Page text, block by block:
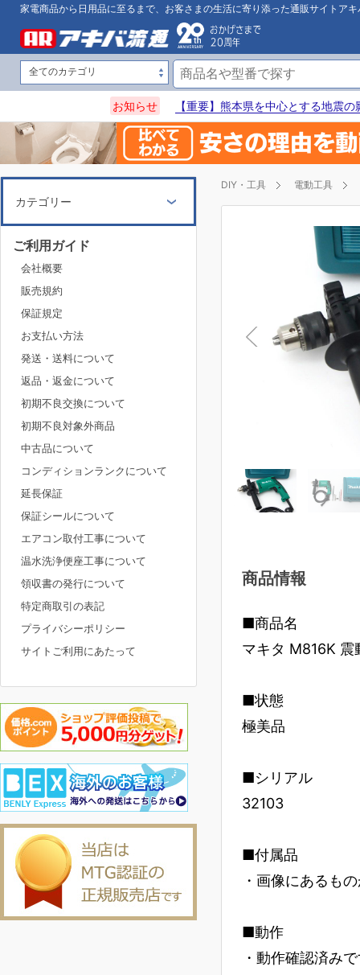
家電商品から日用品に至るまで、お客さまの生活に寄り添った通販サイトアキ
お知らせ 【重要】熊本県を中心とする地震
DIY・工具 電動工具
商品情報
■商品名
マキタ M816K
■状態
極美品
■シリアル
32103
■付属品
・画像にあるも
■動作
・動作確認済み
カテゴリー
ご利用ガイド
会社概要
販売規約
保証規定
お支払い方法
発送・送料について
返品・返金について
初期不良交換について
初期不良対象外商品
中古品について
コンディションランクについて
延長保証
保証シールについて
エアコン取付工事について
温水洗浄便座工事について
領収書の発行について
特定商取引の表記
プライバシーポリシー
サイトご利用にあたって